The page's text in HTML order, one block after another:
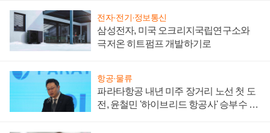
전자·전기·정보통신
삼성전자, 미국 오크리지국립연구소와
극저온 히트펌프 개발하기로
항공·물류
파라타항공 내년 미주 장거리 노선 첫 도
전, 윤철민 '하이브리드 항공사' 승부수 통